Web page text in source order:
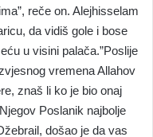
reče on. Alejhisselam
da vidiš gole i bose
u visini palača.”Poslije
vremena Allahov
znaš li ko je bio onaj
Poslanik najbolje
došao je da vas